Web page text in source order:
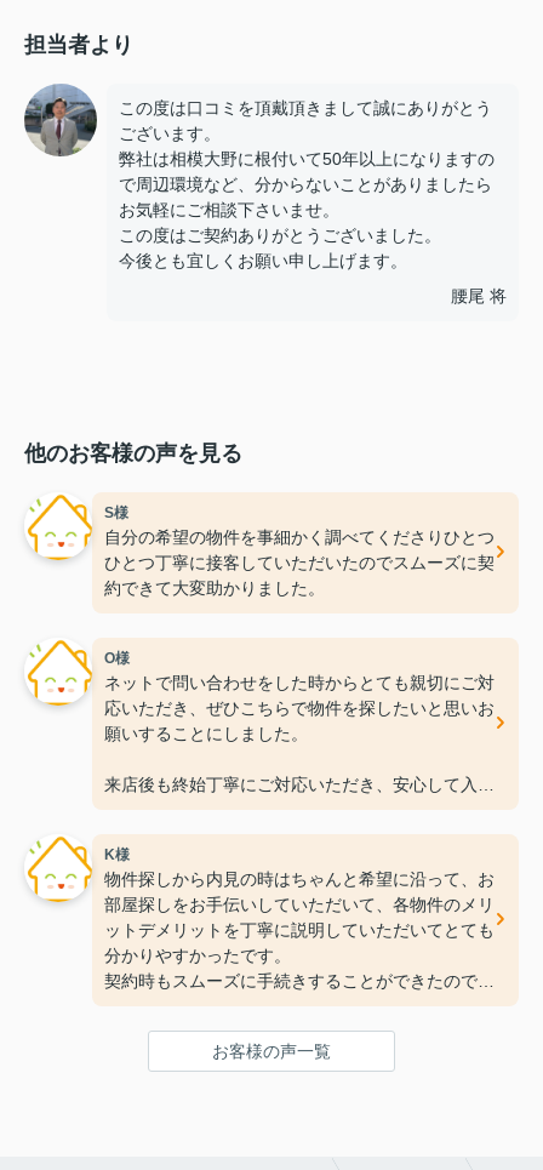
担当者より
この度は口コミを頂戴頂きまして誠にありがとう
ございます。
弊社は相模大野に根付いて50年以上になりますの
で周辺環境など、分からないことがありましたら
お気軽にご相談下さいませ。
この度はご契約ありがとうございました。
今後とも宜しくお願い申し上げます。
腰尾 将
他のお客様の声を見る
S様
自分の希望の物件を事細かく調べてくださりひとつ
ひとつ丁寧に接客していただいたのでスムーズに契
約できて大変助かりました。
O様
ネットで問い合わせをした時からとても親切にご対
応いただき、ぜひこちらで物件を探したいと思いお
願いすることにしました。
来店後も終始丁寧にご対応いただき、安心して入居
準備を進めることができました！
この度は本当にありがとうございました。
今後ともよろしくお願いいたします。
K様
物件探しから内見の時はちゃんと希望に沿って、お
部屋探しをお手伝いしていただいて、各物件のメリ
ットデメリットを丁寧に説明していただいてとても
分かりやすかったです。
契約時もスムーズに手続きすることができたので、
とても良かったです。
またお部屋探しをする時はお手伝いして欲しいで
お客様の声一覧